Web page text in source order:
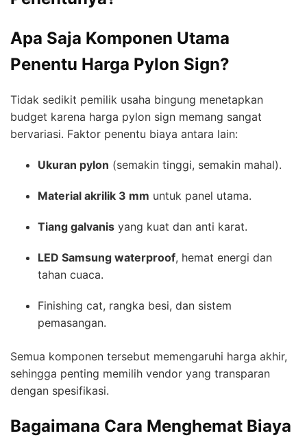
Apa Saja Komponen Utama
Penentu Harga Pylon Sign?
Tidak sedikit pemilik usaha bingung menetapkan
budget karena harga pylon sign memang sangat
bervariasi. Faktor penentu biaya antara lain:
Ukuran pylon (semakin tinggi, semakin mahal).
Material akrilik 3 mm untuk panel utama.
Tiang galvanis yang kuat dan anti karat.
LED Samsung waterproof, hemat energi dan
tahan cuaca.
Finishing cat, rangka besi, dan sistem
pemasangan.
Semua komponen tersebut memengaruhi harga akhir,
sehingga penting memilih vendor yang transparan
dengan spesifikasi.
Bagaimana Cara Menghemat Biaya